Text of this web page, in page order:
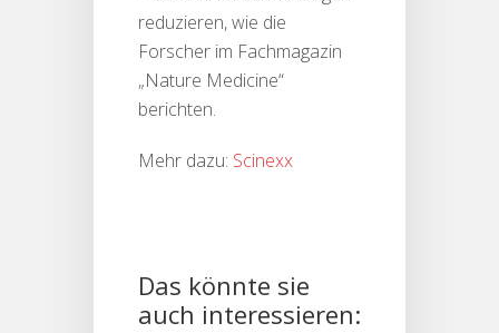
reduzieren, wie die
Forscher im Fachmagazin
„Nature Medicine“
berichten.
Mehr dazu: Scinexx
Das könnte sie
auch interessieren: